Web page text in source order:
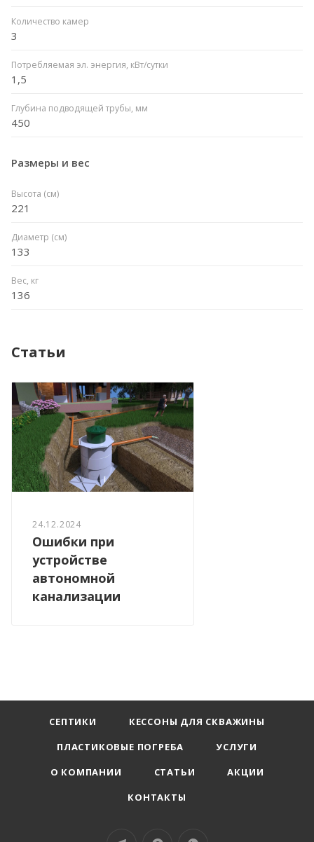
Количество камер
3
Потребляемая эл. энергия, кВт/сутки
1,5
Глубина подводящей трубы, мм
450
Размеры и вес
Высота (см)
221
Диаметр (см)
133
Вес, кг
136
Статьи
24.12.2024
Ошибки при
устройстве
автономной
канализации
СЕПТИКИ
КЕССОНЫ ДЛЯ СКВАЖИНЫ
ПЛАСТИКОВЫЕ ПОГРЕБА
УСЛУГИ
О КОМПАНИИ
СТАТЬИ
АКЦИИ
КОНТАКТЫ